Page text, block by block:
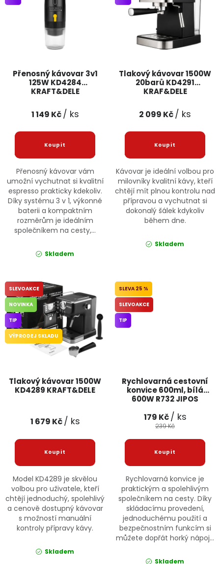
Jaký je aktuální stav mé objednávky?
Velkoobchodní spolupráce (B2B) Prodejna nářadí
Servis nářadí
Doprava a platba Váš zákaznický účet Kontakt
Reklamační formulář Odstoupení ve lhůtě 14 dní
Obchodní podmínky Reklamační řád
Podmínky ochrany osobních údajů
Přenosný kávovar 3v1
125W KD4284
KRAFT&DELE
1 149 Kč/ ks
Přenosný kávovar vám
umožní vychutnat si kvalitní
espresso prakticky kdekoliv.
Díky systému 3 v 1, výkonné
baterii a kompaktním
rozměrům je ideálním
společníkem na cesty,...
Skladem
Tlakový kávovar 1500W
20barů KD4291
KRAF&DELE
2 099 Kč/ ks
Kávovar je ideální volbou pro
milovníky kvalitní kávy, kteří
chtějí mít plnou kontrolu nad
přípravou a vychutnat si
dokonalý šálek kdykoliv
během dne.
Skladem
Tlakový kávovar 1500W
KD4289 KRAFT&DELE
SLEVOAKCE
NOVINKA
TIP
VÝPRODEJ SKLADU
1 679 Kč/ ks
Model KD4289 je skvělou
volbou pro uživatele, kteří
chtějí jednoduchý, spolehlivý
a cenově dostupný kávovar
s možností manuální
kontroly přípravy kávy.
Skladem
Rychlovarná cestovní
konvice 600ml, bílá
600W R732 JIPOS
25 %
SLEVOAKCE
TIP
179 Kč/ ks
239 Kč
Rychlovarná konvice je
praktickým a spolehlivým
společníkem na cesty. Díky
skládacímu provedení,
jednoduchému použití a
bezpečnostním funkcím si
můžete dopřát horký nápoj...
Skladem